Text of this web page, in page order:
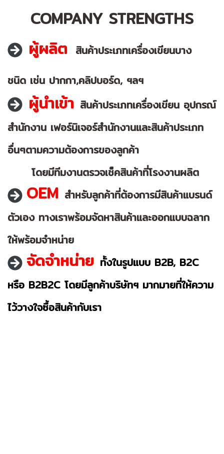
COMPANY STRENGTHS
ผู้ผลิต สินค้าประเภทเครื่องเขียนบาง
ชนิด เช่น ปากกา,คลิปบอร์ด, ฯลฯ
ผู้นำเข้า สินค้าประเภทเครื่องเขียน อุปกรณ์
สำนักงาน เฟอร์นิเจอร์สำนักงานและสินค้าประเภท
อื่นๆตามความต้องการของลูกค้า
โดยมีทีมงานตรวจเช็คสินค้าที่โรงงานผลิต
OEM สำหรับลูกค้าที่ต้องการมีสินค้าแบรนด์
ตัวเอง ทางเราพร้อมจัดหาสินค้าและออกแบบฉลาก
ให้พร้อมจำหน่าย
จัดจำหน่าย ทั้งในรูปแบบ B2B, B2C
หรือ B2B2C โดยมีลูกค้าบริษัทฯ มากมายที่ให้ความ
ไว้วางใจซื้อสินค้ากับเรา